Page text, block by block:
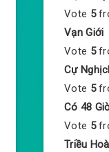
Vote 5
Vạn Giới
Vote 5
Cự
Vote 5
Có 48
Vote 5
Triều